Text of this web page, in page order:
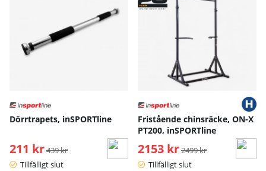
Dörrtrapets, inSPORTline
211 kr Ordinarie pris:
439 kr
Tillfälligt slut
Fristående chinsräcke, ON-X
PT200, inSPORTline
2153 kr Ordinarie pris:
2499 kr
Tillfälligt slut